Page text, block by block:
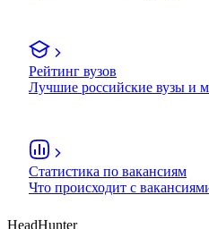
Рейтинг вузов
Лучшие российские вузы и
Статистика по вакансиям
Что происходит с
HeadHunter